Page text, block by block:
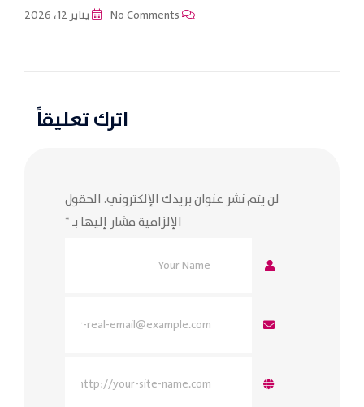
يناير 12، 2026
اترك تعليقاً
لن يتم نشر عنوان بريدك الإلكتروني. الحقول
الإلزامية مشار إليها بـ*